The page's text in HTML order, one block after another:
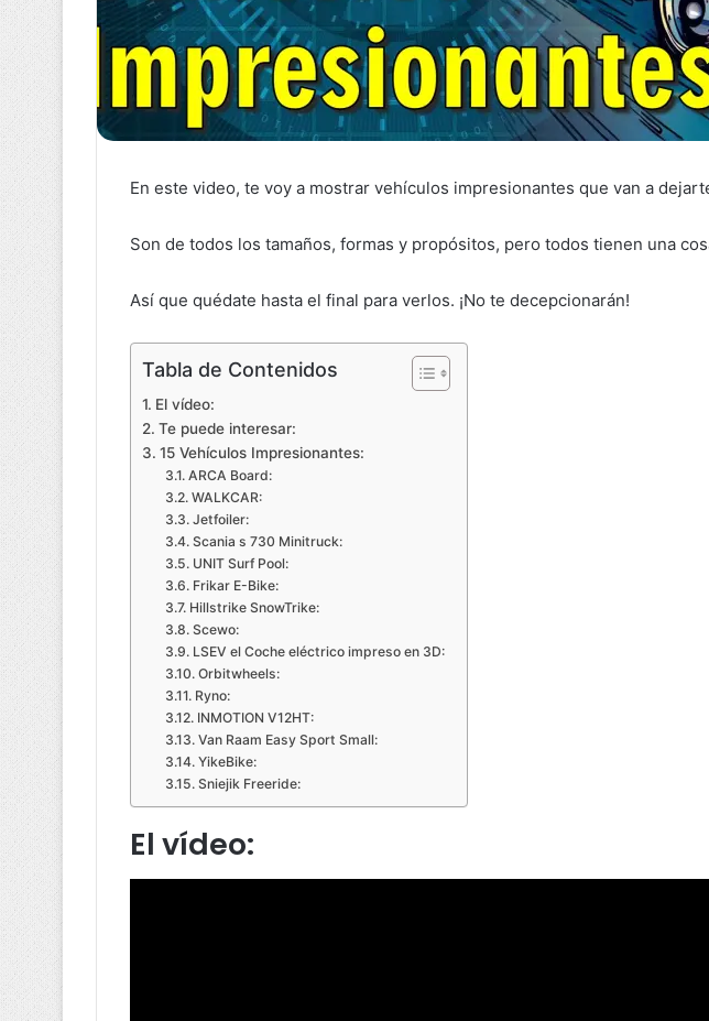
En este video, te voy a mostrar vehículos impresionantes que van a
Son de todos los tamaños, formas y propósitos, pero todos tienen una
Así que quédate hasta el final para verlos. ¡No te decepcionarán!
Tabla de Contenidos
El vídeo:
Te puede interesar:
15 Vehículos Impresionantes:
ARCA Board:
WALKCAR:
Jetfoiler:
Scania s 730 Minitruck:
UNIT Surf Pool:
Frikar E-Bike:
Hillstrike SnowTrike:
Scewo:
LSEV el Coche eléctrico impreso en 3D:
Orbitwheels:
Ryno:
INMOTION V12HT:
Van Raam Easy Sport Small:
YikeBike:
Sniejik Freeride:
El vídeo: